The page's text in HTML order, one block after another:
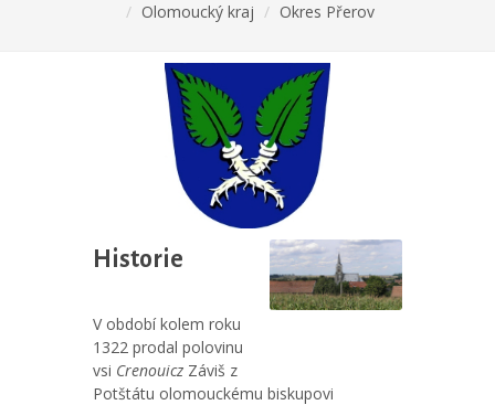
Olomoucký kraj
Okres Přerov
Historie
V období kolem roku
1322 prodal polovinu
vsi Crenouicz Záviš z
Potštátu olomouckému biskupovi